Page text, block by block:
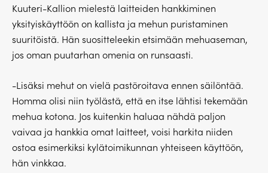
Kuuteri-Kallion mielestä laitteiden hankkiminen
yksityiskäyttöön on kallista ja mehun puristaminen
suuritöistä. Hän suositteleekin etsimään mehuaseman,
jos oman puutarhan omenia on runsaasti.
-Lisäksi mehut on vielä pastöroitava ennen säilöntää.
Homma olisi niin työlästä, että en itse lähtisi tekemään
mehua kotona. Jos kuitenkin haluaa nähdä paljon
vaivaa ja hankkia omat laitteet, voisi harkita niiden
ostoa esimerkiksi kylätoimikunnan yhteiseen käyttöön,
hän vinkkaa.